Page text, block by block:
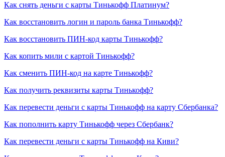
Как снять деньги с карты Тинькофф Платинум?
Как восстановить логин и пароль банка Тинькофф?
Как восстановить ПИН-код карты Тинькофф?
Как копить мили с картой Тинькофф?
Как сменить ПИН-код на карте Тинькофф?
Как получить реквизиты карты Тинькофф?
Как перевести деньги с карты Тинькофф на карту Сбербанка?
Как пополнить карту Тинькофф через Сбербанк?
Как перевести деньги с карты Тинькофф на Киви?